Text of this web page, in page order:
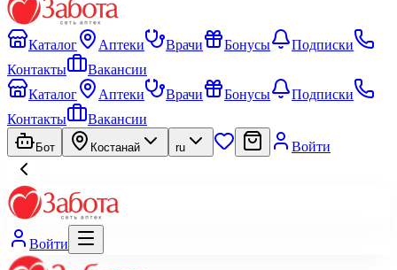
Каталог Аптеки Врачи Бонусы
Подписки
Контакты
Вакансии
Каталог
Аптеки Врачи Бонусы
Подписки
Контакты
Вакансии
Бот Костанай ru Войти
Войти